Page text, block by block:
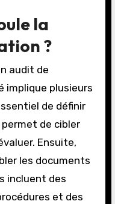
la
?
audit de
implique plusieurs
de définir
de cibler
Ensuite,
les documents
incluent des
et des